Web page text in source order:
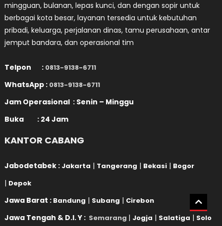
mingguan, bulanan, lepas kunci, dan dengan sopir untuk
berbagai kota besar, layanan tersedia untuk kebutuhan
pribadi, keluarga, perjalanan dinas, tamu perusahaan, antar
jemput bandara, dan operasional tim
Telpon : 0813-9138-6711
WhatsApp : 0813-9138-6711
Jam Operasional : Senin – Minggu
Buka : 24 Jam
KANTOR CABANG
Jabodetabek : Jakarta | Tangerang | Bekasi | Bogor
| Depok
Jawa Barat : Bandung | Subang | Cirebon
Jawa Tengah & D.I. Y : Semarang | Jogja | Salatiga | Solo